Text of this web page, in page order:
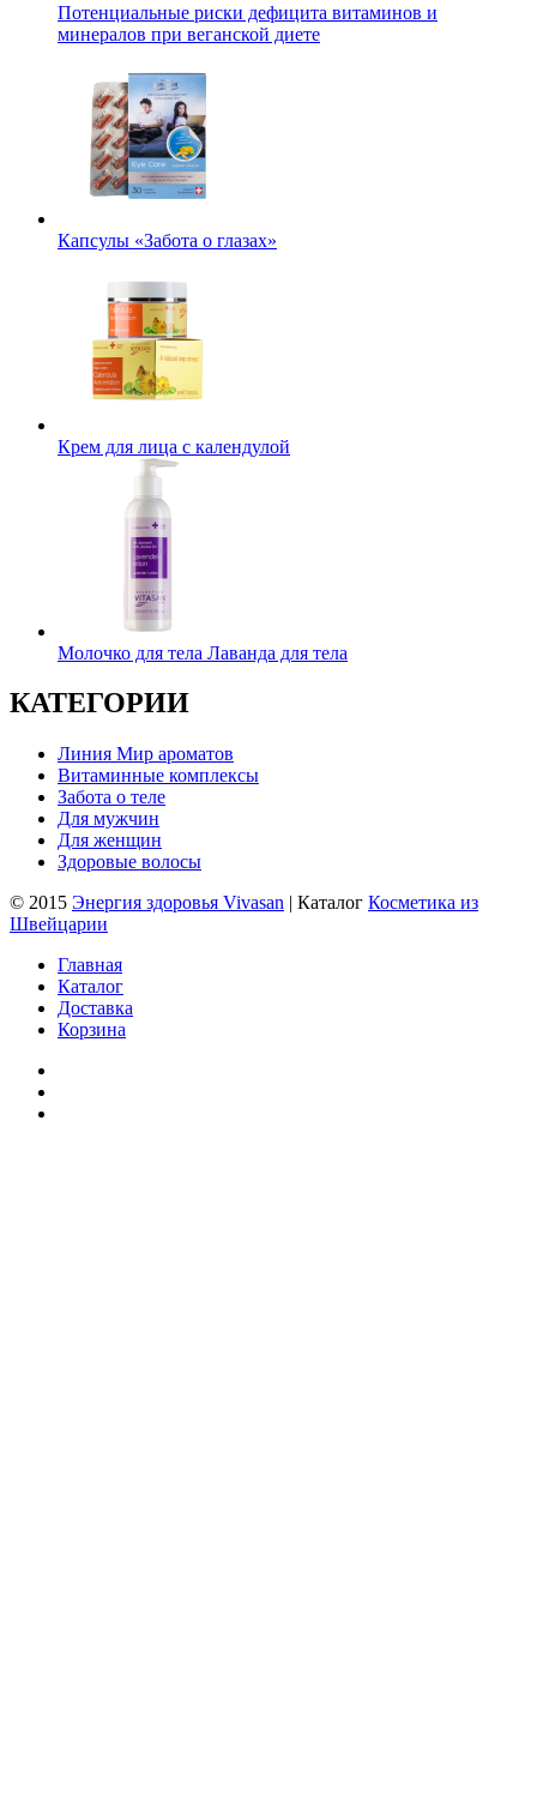
Потенциальные риски дефицита витаминов и
минералов при веганской диете
Капсулы «Забота о глазах»
Крем для лица с календулой
Молочко для тела Лаванда для тела
КАТЕГОРИИ
Линия Мир ароматов
Витаминные комплексы
Забота о теле
Для мужчин
Для женщин
Здоровые волосы
© 2015 Энергия здоровья Vivasan | Каталог Косметика из
Швейцарии
Главная
Каталог
Доставка
Корзина